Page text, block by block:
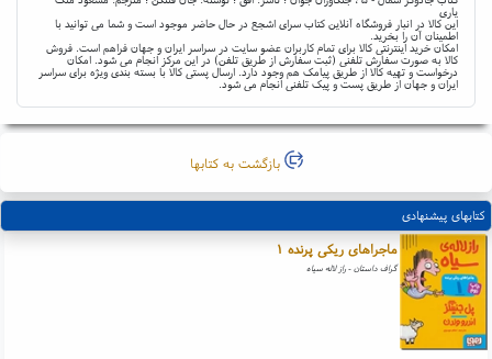
یاری
این کالا در انبار فروشگاه آنلاین کتاب سرای اشجع در حال حاضر موجود است و شما می توانید با
اطمینان آن را بخرید.
امکان خرید اینترنتی کالا برای تمام کاربران عضو سایت در سراسر ایران و جهان فراهم است. فروش
کالا به صورت سفارش تلفنی (ثبت سفارش از طریق تلفن) در این مرکز انجام می شود. امکان
درخواست و تهیه کالا از طریق پیامک هم وجود دارد. ارسال پستی کالا با بسته بندی ویژه برای سراسر
ایران و جهان از طریق پست و پیک تلفنی انجام می شود.
بازگشت به کتابها
کتابهای پیشنهادی
ماجراهای ریکی پرنده ۱
گراف داستان - راز لاله سیاه